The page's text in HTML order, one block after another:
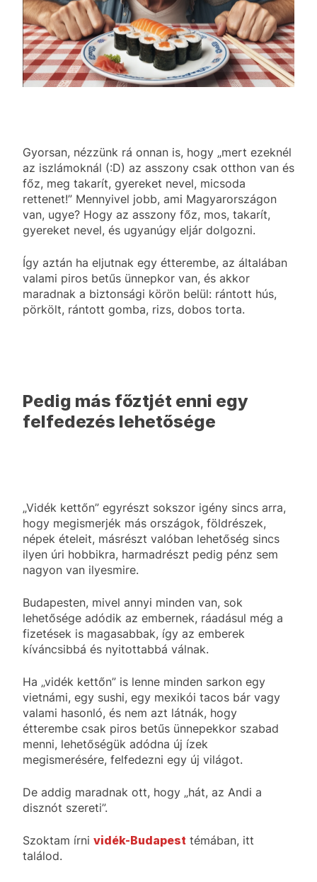
Gyorsan, nézzünk rá onnan is, hogy „mert ezeknél
az iszlámoknál (:D) az asszony csak otthon van és
főz, meg takarít, gyereket nevel, micsoda
rettenet!” Mennyivel jobb, ami Magyarországon
van, ugye? Hogy az asszony főz, mos, takarít,
gyereket nevel, és ugyanúgy eljár dolgozni.
Így aztán ha eljutnak egy étterembe, az általában
valami piros betűs ünnepkor van, és akkor
maradnak a biztonsági körön belül: rántott hús,
pörkölt, rántott gomba, rizs, dobos torta.
Pedig más főztjét enni egy
felfedezés lehetősége
„Vidék kettőn” egyrészt sokszor igény sincs arra,
hogy megismerjék más országok, földrészek,
népek ételeit, másrészt valóban lehetőség sincs
ilyen úri hobbikra, harmadrészt pedig pénz sem
nagyon van ilyesmire.
Budapesten, mivel annyi minden van, sok
lehetősége adódik az embernek, ráadásul még a
fizetések is magasabbak, így az emberek
kíváncsibbá és nyitottabbá válnak.
Ha „vidék kettőn” is lenne minden sarkon egy
vietnámi, egy sushi, egy mexikói tacos bár vagy
valami hasonló, és nem azt látnák, hogy
étterembe csak piros betűs ünnepekkor szabad
menni, lehetőségük adódna új ízek
megismerésére, felfedezni egy új világot.
De addig maradnak ott, hogy „hát, az Andi a
disznót szereti”.
Szoktam írni vidék-Budapest témában, itt
találod.